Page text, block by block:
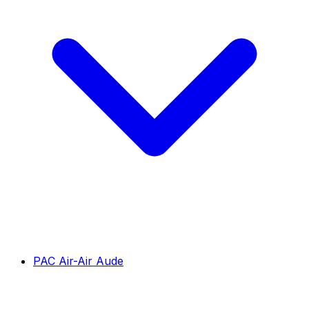
PAC Air-Air Aude